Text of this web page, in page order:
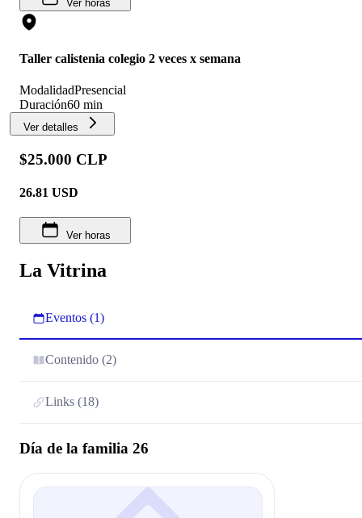
Ver horas
Taller calistenia colegio 2 veces x semana
ModalidadPresencial
Duración60 min
Ver detalles
$25.000 CLP
26.81 USD
Ver horas
La Vitrina
Eventos (1)
Contenido (2)
Links (18)
Día de la familia 26